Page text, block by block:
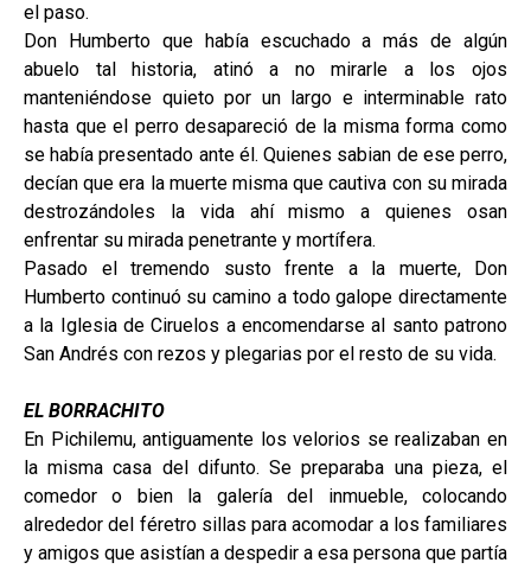
el paso.
Don Humberto que había escuchado a más de algún
abuelo tal historia, atinó a no mirarle a los ojos
manteniéndose quieto por un largo e interminable rato
hasta que el perro desapareció de la misma forma como
se había presentado ante él. Quienes sabian de ese perro,
decían que era la muerte misma que cautiva con su mirada
destrozándoles la vida ahí mismo a quienes osan
enfrentar su mirada penetrante y mortífera.
Pasado el tremendo susto frente a la muerte, Don
Humberto continuó su camino a todo galope directamente
a la Iglesia de Ciruelos a encomendarse al santo patrono
San Andrés con rezos y plegarias por el resto de su vida.
EL BORRACHITO
En Pichilemu, antiguamente los velorios se realizaban en
la misma casa del difunto. Se preparaba una pieza, el
comedor o bien la galería del inmueble, colocando
alrededor del féretro sillas para acomodar a los familiares
y amigos que asistían a despedir a esa persona que partía